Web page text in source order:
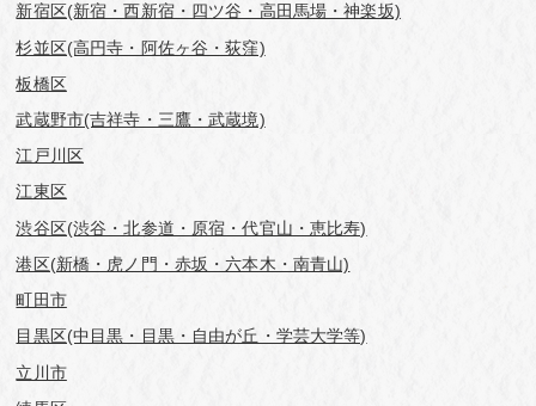
新宿区(新宿・西新宿・四ツ谷・高田馬場・神楽坂)
杉並区(高円寺・阿佐ヶ谷・荻窪)
板橋区
武蔵野市(吉祥寺・三鷹・武蔵境)
江戸川区
江東区
渋谷区(渋谷・北参道・原宿・代官山・恵比寿)
港区(新橋・虎ノ門・赤坂・六本木・南青山)
町田市
目黒区(中目黒・目黒・自由が丘・学芸⼤学等)
立川市